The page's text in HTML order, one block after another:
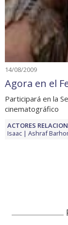
14/08/2009
Agora en el
Participará en la
cinematográfico
ACTORES
Isaac
Ashraf